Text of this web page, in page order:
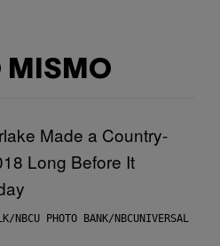
MISMO
NBCU PHOTO BANK/NBCUNIVERSAL